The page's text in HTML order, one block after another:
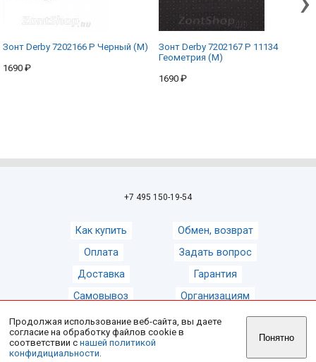
Зонт Derby 7202166 P Черный (M)
1690 ₽
Зонт Derby 7202167 P 11134
Геометрия (M)
1690 ₽
+7 495 150-19-54
Как купить
Оплата
Доставка
Самовывоз
Обмен, возврат
Задать вопрос
Гарантия
Организациям
© 2008-2026Магазин зонтов ZontShop
Продолжая использование веб-сайта, вы даете
согласие на обработку файлов cookie в
соответствии снашей политикой
конфидициальности.
Понятно